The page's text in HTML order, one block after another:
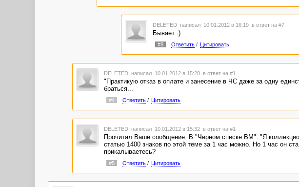
DELETED написал 10.01.2012 в 16:19 в ответ на #7
Бывает :)
#8 Ответить/ Цитировать
DELETED написал 10.01.2012 в 15:28 в ответ на #1
"Практикую отказ в оплате и занесение в ЧС даже за одну
браться...
#4 Ответить/ Цитировать
DELETED написал 10.01.2012 в 15:32 в ответ на #1
Прочитал Ваше сообщение. В "Черном списке ВМ". "Я
статью 1400 знаков по этой теме за 1 час можно. Но 1 час он
прикалываетесь?
#5 Ответить/ Цитировать